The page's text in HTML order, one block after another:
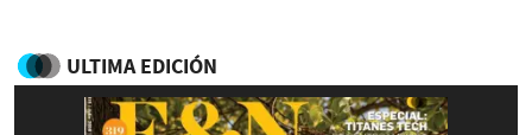
ULTIMA EDICIÓN